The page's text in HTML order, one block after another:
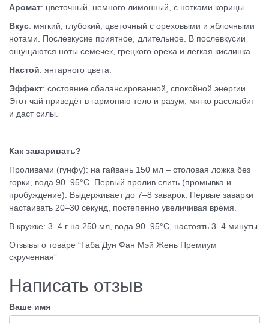
Аромат: цветочный, немного лимонный, с нотками корицы.
Вкус: мягкий, глубокий, цветочный с ореховыми и яблочными
нотами. Послевкусие приятное, длительное. В послевкусии
ощущаются ноты семечек, грецкого ореха и лёгкая кислинка.
Настой: янтарного цвета.
Эффект: состояние сбалансированной, спокойной энергии.
Этот чай приведёт в гармонию тело и разум, мягко расслабит
и даст силы.
Как заваривать?
Проливами (гунфу): на гайвань 150 мл – столовая ложка без
горки, вода 90–95°C. Первый пролив слить (промывка и
пробуждение). Выдерживает до 7–8 заварок. Первые заварки
настаивать 20–30 секунд, постепенно увеличивая время.
В кружке: 3–4 г на 250 мл, вода 90–95°C, настоять 3–4 минуты.
Отзывы о товаре “Габа Дун Фан Мэй Жень Премиум
скрученная”
Написать отзыв
Ваше имя